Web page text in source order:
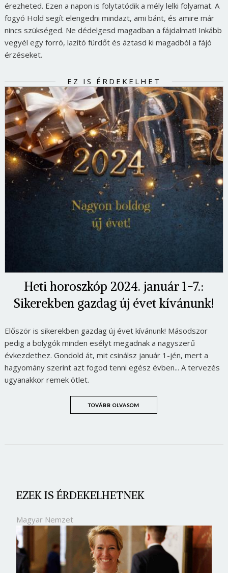
érezheted. Ezen a napon is folytatódik a mély lelki folyamat. A
fogyó Hold segít elengedni mindazt, ami bánt, és amire már
nincs szükséged. Ne dédelgesd magadban a fájdalmat! Inkább
vegyél egy forró, lazító fürdőt és áztasd ki magadból a fájó
érzéseket.
EZ IS ÉRDEKELHET
Heti horoszkóp 2024. január 1-7.:
Sikerekben gazdag új évet kívánunk!
Először is sikerekben gazdag új évet kívánunk! Másodszor
pedig a bolygók minden esélyt megadnak a nagyszerű
évkezdethez. Gondold át, mit csinálsz január 1-jén, mert a
hagyomány szerint azt fogod tenni egész évben... A tervezés
ugyanakkor remek ötlet.
TOVÁBB OLVASOM
EZEK IS ÉRDEKELHETNEK
Magyar Nemzet